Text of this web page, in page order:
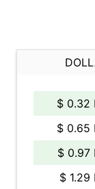
$ 0.32
$ 0.65
$ 0.97
$ 1.29